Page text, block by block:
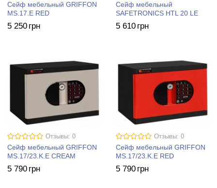
Сейф мебельный GRIFFON
MS.17.E RED
5 250 грн
Сейф мебельный
SAFETRONICS HTL 20 LE
5 610 грн
Отзывы: 0
Сейф мебельный GRIFFON
MS.17/23.K.E CREAM
5 790 грн
Отзывы: 0
Сейф мебельный GRIFFON
MS.17/23.K.E RED
5 790 грн